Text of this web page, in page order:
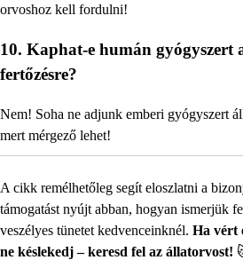
orvoshoz kell fordulni!
10. Kaphat-e humán gyógyszert
fertőzésre?
Nem! Soha ne adjunk emberi gyógyszert
mert mérgező lehet!
A cikk remélhetőleg segít eloszlatni a
támogatást nyújt abban, hogyan ismerjük
veszélyes tünetet kedvenceinknél. Ha vért
ne késlekedj – keresd fel az állatorvost!